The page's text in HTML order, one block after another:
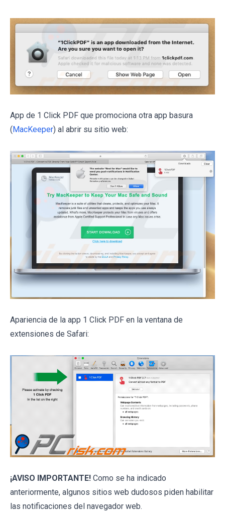
App de 1 Click PDF que promociona otra app basura
(MacKeeper) al abrir su sitio web:
Apariencia de la app 1 Click PDF en la ventana de
extensiones de Safari:
¡AVISO IMPORTANTE! Como se ha indicado
anteriormente, algunos sitios web dudosos piden habilitar
las notificaciones del navegador web.